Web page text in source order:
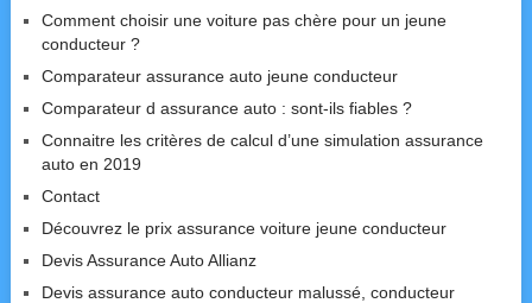
Comment choisir une voiture pas chère pour un jeune
conducteur ?
Comparateur assurance auto jeune conducteur
Comparateur d assurance auto : sont-ils fiables ?
Connaitre les critères de calcul d’une simulation assurance
auto en 2019
Contact
Découvrez le prix assurance voiture jeune conducteur
Devis Assurance Auto Allianz
Devis assurance auto conducteur malussé, conducteur